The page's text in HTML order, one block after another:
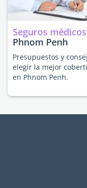
Seguros médicos
Phnom Penh
Presupuestos y
elegir la mejor
en Phnom Penh.